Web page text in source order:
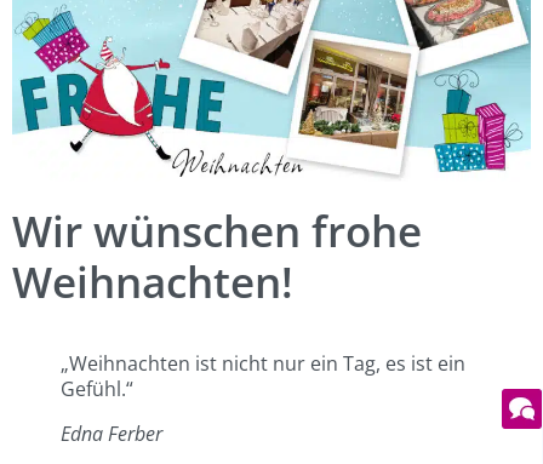
Wir wünschen frohe
Weihnachten!
„Weihnachten ist nicht nur ein Tag, es ist ein
Gefühl.“
Edna Ferber